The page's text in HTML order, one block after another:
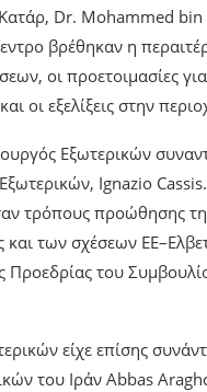
Κατάρ, Dr. Mohammed
βρέθηκαν η
οι προετοιμασίες
οι εξελίξεις στην
Εξωτερικών
Ignazio
τρόπους προώθησης
και των σχέσεων
Προεδρίας του
είχε επίσης
του Ιράν Abbas